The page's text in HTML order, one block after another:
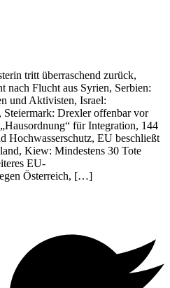
tritt überraschend zurück,
nach Flucht aus Syrien, Serbien:
und Aktivisten, Israel:
Steiermark: Drexler offenbar vor
für Integration, 144
Hochwasserschutz, EU beschließt
Kiew: Mindestens 30 Tote
EU-
Österreich, […]